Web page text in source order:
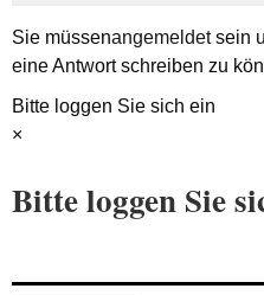
Sie müssenangemeldetsein
eine Antwort schreiben zu
Bitte loggen Sie sich ein
×
Bitte loggen Sie